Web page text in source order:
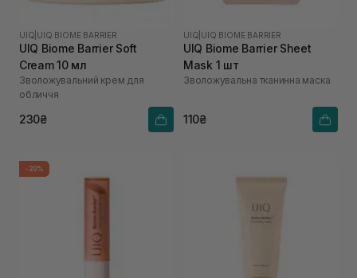
UIQ UIQ BIOME BARRIER
UIQ Biome Barrier Soft
Cream 10 мл
Зволожувальний крем для
обличчя
230₴
UIQ UIQ BIOME BARRIER
UIQ Biome Barrier Sheet
Mask 1 шт
Зволожувальна тканинна маска
110₴
-20%